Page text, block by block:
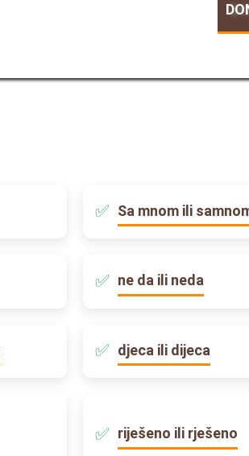
Sa mnom ili
ne da ili neda
djeca ili dijeca
riješeno ili rješeno